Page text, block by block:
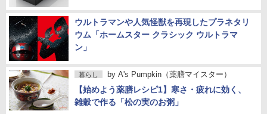
ウルトラマンや人気怪獣を再現したプラネタリ
ウム「ホームスター クラシック ウルトラマ
ン」
暮らし by A's Pumpkin（薬膳マイスター）
【始めよう薬膳レシピ1】寒さ・疲れに効く、
雑穀で作る「松の実のお粥」